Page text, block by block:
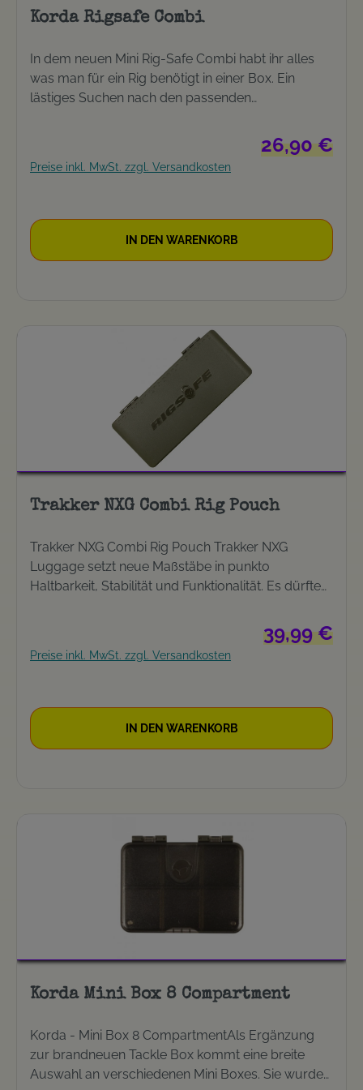
Korda Rigsafe Combi
In dem neuen Mini Rig-Safe Combi habt ihr alles
was man für ein Rig benötigt in einer Box. Ein
lästiges Suchen nach den passenden
vorgebundene Vorfächer auf 12 Fächer für
Kleinteile Starkes, kompaktes Design Kommt mit
Regulärer
26,90 €
Preise inkl. MwSt. zzgl. Versandkosten
IN DEN WARENKORB
Trakker NXG Combi Rig Pouch
Trakker NXG Combi Rig Pouch Trakker NXG
Luggage setzt neue Maßstäbe in punkto
Haltbarkeit, Stabilität und Funktionalität. Es dürfte
die Trakker jemals auf den Markt gebracht hat.
Praktische AufbeTrueungsmöglichkeit für fertige
Rigs und Terminal Tackle. Ausstattung: gefertigt
Schaum-Rigboard mit Pins Netztasche mit
Klettverschluss 6 Klarsicht-Hüllen Abmessungen
Regulärer
39,99 €
Preise inkl. MwSt. zzgl. Versandkosten
IN DEN WARENKORB
Korda Mini Box 8 Compartment
Korda - Mini Box 8 CompartmentAls Ergänzung
zur brandneuen Tackle Box kommt eine breite
Auswahl an verschiedenen Mini Boxes. Sie wurden